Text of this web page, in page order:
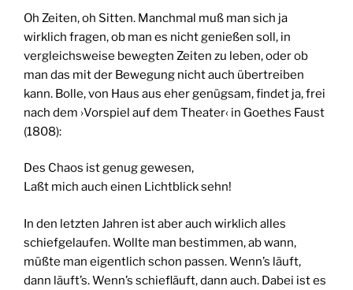
Oh Zeiten, oh Sitten. Manchmal muß man sich ja
wirklich fragen, ob man es nicht genießen soll, in
vergleichsweise bewegten Zeiten zu leben, oder ob
man das mit der Bewegung nicht auch übertreiben
kann. Bolle, von Haus aus eher genügsam, findet ja, frei
nach dem ›Vorspiel auf dem Theater‹ in Goethes Faust
(1808):
Des Chaos ist genug gewesen,
Laßt mich auch einen Lichtblick sehn!
In den letzten Jahren ist aber auch wirklich alles
schiefgelaufen. Wollte man bestimmen, ab wann,
müßte man eigentlich schon passen. Wenn’s läuft,
dann läuft’s. Wenn’s schiefläuft, dann auch. Dabei ist es